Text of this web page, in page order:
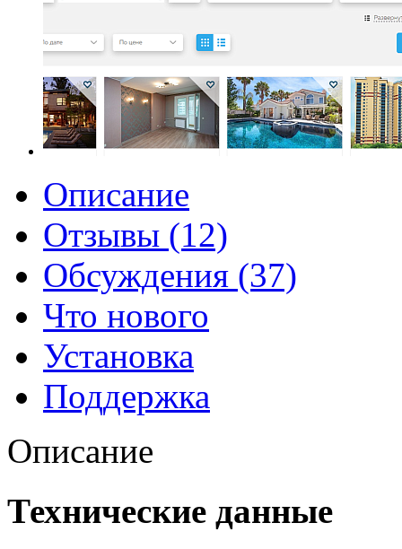
Описание
Отзывы (12)
Обсуждения (37)
Что нового
Установка
Поддержка
Описание
Технические данные